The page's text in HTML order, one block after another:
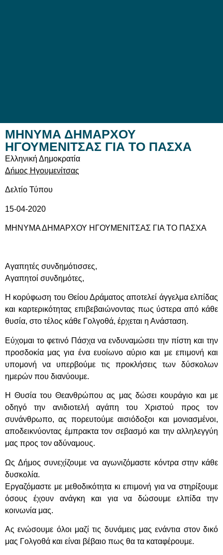
ΜΗΝΥΜΑ ΔΗΜΑΡΧΟΥ
ΗΓΟΥΜΕΝΙΤΣΑΣ ΓΙΑ ΤΟ ΠΑΣΧΑ
Ελληνική Δημοκρατία
Δήμος Ηγουμενίτσας
Δελτίο Τύπου
15-04-2020
ΜΗΝΥΜΑ ΔΗΜΑΡΧΟΥ ΗΓΟΥΜΕΝΙΤΣΑΣ ΓΙΑ ΤΟ ΠΑΣΧΑ
Αγαπητές συνδημότισσες,
Αγαπητοί συνδημότες,
Η κορύφωση του Θείου Δράματος αποτελεί άγγελμα ελπίδας
και καρτερικότητας επιβεβαιώνοντας πως ύστερα από κάθε
θυσία, στο τέλος κάθε Γολγοθά, έρχεται η Ανάσταση.
Εύχομαι το φετινό Πάσχα να ενδυναμώσει την πίστη και την
προσδοκία μας για ένα ευοίωνο αύριο και με επιμονή και
υπομονή να υπερβούμε τις προκλήσεις των δύσκολων
ημερών που διανύουμε.
Η Θυσία του Θεανθρώπου ας μας δώσει κουράγιο και με
οδηγό την ανιδιοτελή αγάπη του Χριστού προς τον
συνάνθρωπο, ας πορευτούμε αισιόδοξοι και μονιασμένοι,
αποδεικνύοντας έμπρακτα τον σεβασμό και την αλληλεγγύη
μας προς τον αδύναμους.
Ως Δήμος συνεχίζουμε να αγωνιζόμαστε κόντρα στην κάθε
δυσκολία.
Εργαζόμαστε με μεθοδικότητα κι επιμονή για να στηρίξουμε
όσους έχουν ανάγκη και για να δώσουμε ελπίδα την
κοινωνία μας.
Ας ενώσουμε όλοι μαζί τις δυνάμεις μας ενάντια στον δικό
μας Γολγοθά και είναι βέβαιο πως θα τα καταφέρουμε.